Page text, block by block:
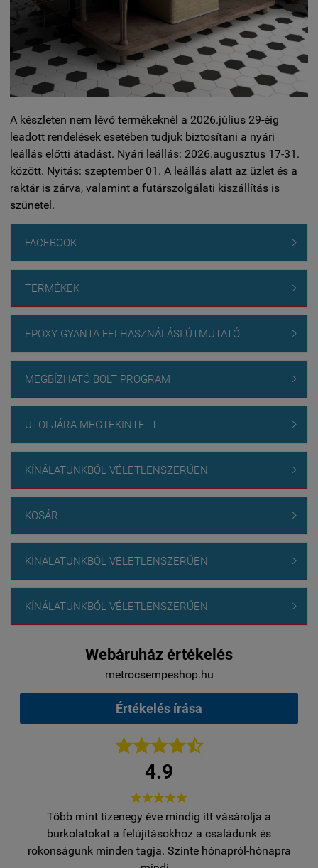
A készleten nem lévő termékeknél a 2026.július 29-éig
leadott rendelések esetében tudjuk biztosítani a nyári
leállás előtti átadást. Nyári leállás: 2026.augusztus 17-31.
között. Nyitás: szeptember 01. A leállás alatt az üzlet és a
raktár is zárva, valamint a futárszolgálati kiszállítás is
szünetel.
FACEBOOK 
TERMÉKEK 
EPOXY GYANTA FELHASZNÁLÁSI ÚTMUTATÓ 
MEGBÍZHATÓ BOLT PROGRAM 
UTOLJÁRA MEGTEKINTETT 
KÍNÁLATUNKBÓL VÉLETLENSZERŰEN 
KOSÁR 
KÍNÁLATUNKBÓL VÉLETLENSZERŰEN 
KÍNÁLATUNKBÓL VÉLETLENSZERŰEN 
Webáruház értékelés
metrocsempeshop.hu
Értékelés írása

4.9

Több mint tizenegy éve mindig itt vásárolja a
burkolatokat a felújításokhoz a családunk és
rokonságunk minden tagja. Szinte hónapról-hónapra